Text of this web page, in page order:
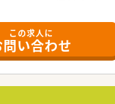
心して業務に取り
が高い方を積極的
き、マイカー通勤が
この求人に
問い合わせ